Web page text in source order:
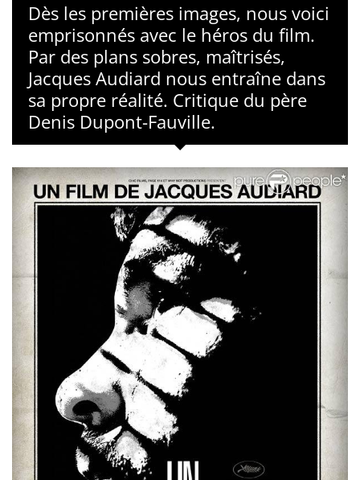
Dès les premières images, nous voici
emprisonnés avec le héros du film.
Par des plans sobres, maîtrisés,
Jacques Audiard nous entraîne dans
sa propre réalité. Critique du père
Denis Dupont-Fauville.